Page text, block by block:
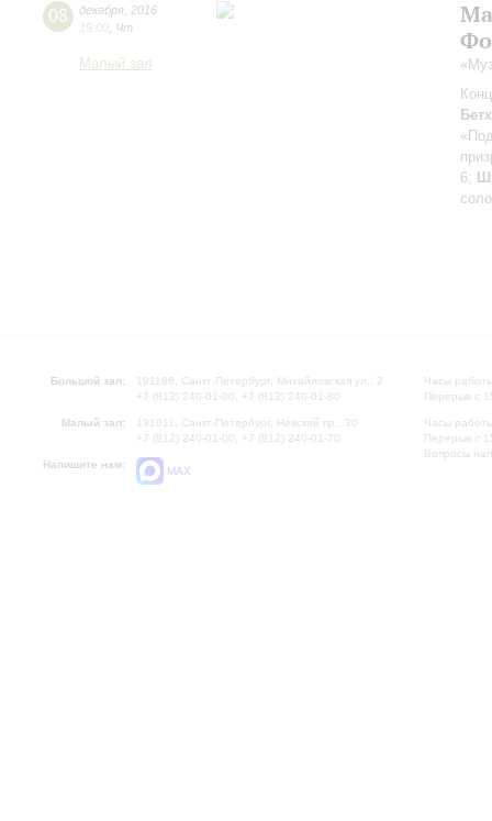
08 декабря 2016
19:00 Чт
Малый зал
6;
Большой зал:
191186, Санкт-Петербург, Михайловская ул., 2
+7 (812) 240-01-00, +7 (812) 240-01-80
Малый зал:
191011, Санкт-Петербург, Невский пр., 30
+7 (812) 240-01-00, +7 (812) 240-01-70
Напишите нам:
MAX
Часы
Перерыв с
Часы
Перерыв с
Вопросы